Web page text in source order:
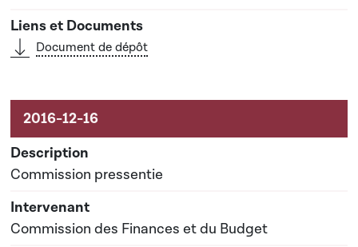
Document de dépôt
Commission pressentie
Commission des Finances et du Budget